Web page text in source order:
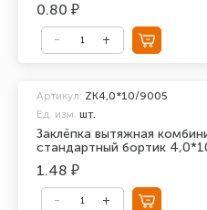
0.80 ₽
Заклёпка вытяжная
стандартный бортик
Артикул: ZK4,0*10/9005
Ед. изм. шт.
1.48 ₽